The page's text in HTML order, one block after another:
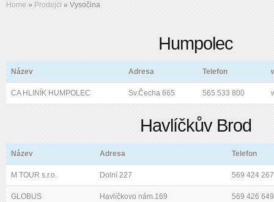
Home » Prodejci » Vysočina
Humpolec
Název Adresa Telefon
CA HLINÍK HUMPOLEC Sv.Čecha 665 565 533 800
Havlíčkův Brod
Název Adresa Telefon
M TOUR s.r.o. Dolní 227 569 424 267
GLOBUS Havlíčkovo nám.169 569 426 649